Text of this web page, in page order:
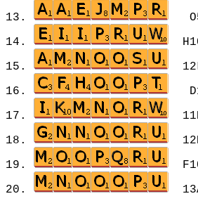
13.
14.
15.
16.
17.
18.
19.
20.